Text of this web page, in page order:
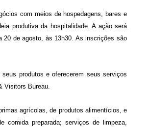
com meios de hospedagens, bares e
produtiva da hospitalidade. A ação será
20 de agosto, às 13h30. As inscrições são
produtos e oferecerem seus serviços
Visitors Bureau.
agrícolas, de produtos alimentícios, e
comida preparada; serviços de limpeza,